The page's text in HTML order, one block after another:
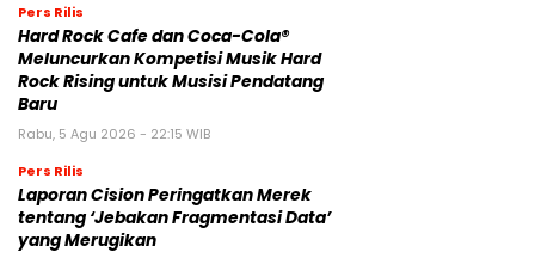
Pers Rilis
Hard Rock Cafe dan Coca-Cola®
Meluncurkan Kompetisi Musik Hard
Rock Rising untuk Musisi Pendatang
Baru
Rabu, 5 Agu 2026 - 22:15 WIB
Pers Rilis
Laporan Cision Peringatkan Merek
tentang ‘Jebakan Fragmentasi Data’
yang Merugikan